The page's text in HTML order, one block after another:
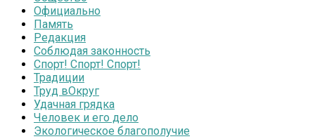
Официально
Память
Редакция
Соблюдая законность
Спорт! Спорт! Спорт!
Традиции
Труд вОкруг
Удачная грядка
Человек и его дело
Экологическое благополучие